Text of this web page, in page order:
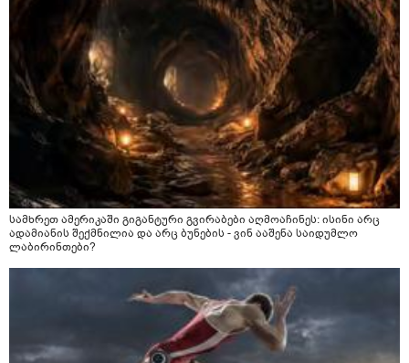
სამხრეთ ამერიკაში გიგანტური გვირაბები აღმოაჩინეს: ისინი არც
ადამიანის შექმნილია და არც ბუნების - ვინ ააშენა საიდუმლო
ლაბირინთები?